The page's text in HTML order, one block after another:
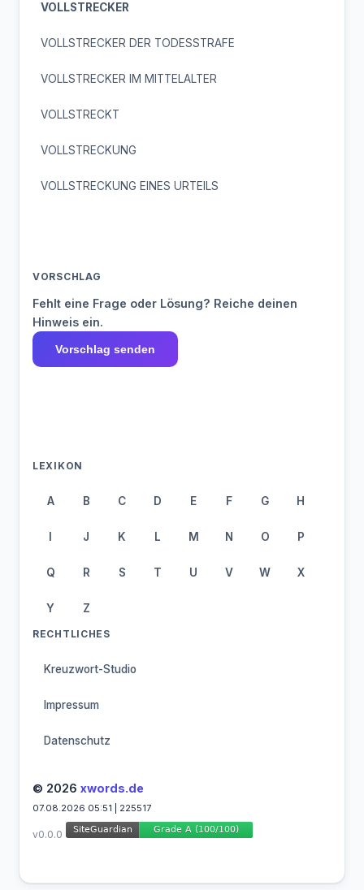
VOLLSTRECKER
VOLLSTRECKER DER TODESSTRAFE
VOLLSTRECKER IM MITTELALTER
VOLLSTRECKT
VOLLSTRECKUNG
VOLLSTRECKUNG EINES URTEILS
VORSCHLAG
Fehlt eine Frage oder Lösung? Reiche deinen
Hinweis ein.
Vorschlag senden
LEXIKON
A B C D E F G H
I J K L M N O P
Q R S T U V W X
Y Z
RECHTLICHES
Kreuzwort-Studio
Impressum
Datenschutz
© 2026 xwords.de
07.08.2026 05:51 | 225517
v0.0.0